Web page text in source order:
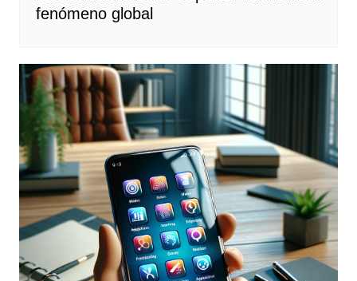
fenómeno global